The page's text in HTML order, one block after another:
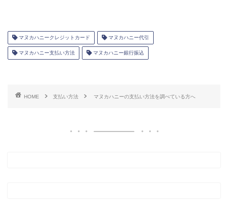
マヌカハニークレジットカード マヌカハニー代引
マヌカハニー支払い方法 マヌカハニー銀行振込
HOME 支払い方法 マヌカハニーの支払い方法を調べている方へ